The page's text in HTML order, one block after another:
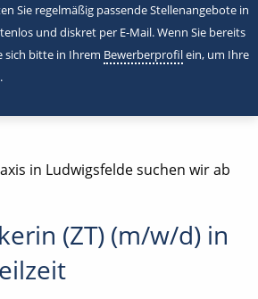
Sie regelmäßig passende Stellenangebote in
und diskret per E-Mail. Wenn Sie bereits
sich bitte in Ihrem Bewerberprofilein, um Ihre
in Ludwigsfelde suchen wir ab
(ZT) (m/w/d) in